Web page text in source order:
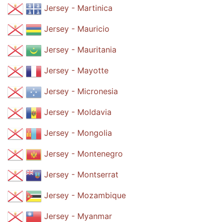
Jersey - Martinica
Jersey - Mauricio
Jersey - Mauritania
Jersey - Mayotte
Jersey - Micronesia
Jersey - Moldavia
Jersey - Mongolia
Jersey - Montenegro
Jersey - Montserrat
Jersey - Mozambique
Jersey - Myanmar